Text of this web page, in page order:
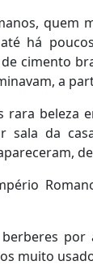
quem
há
cimento
a
rara beleza
sala da
muito